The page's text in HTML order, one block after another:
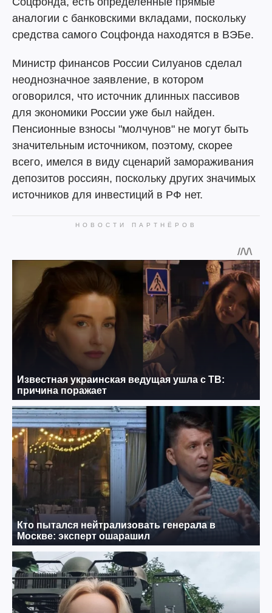
аналогии с банковскими вкладами, поскольку
средства самого Соцфонда находятся в ВЭБе.
Министр финансов России Силуанов сделал
неоднозначное заявление, в котором
оговорился, что источник длинных пассивов
для экономики России уже был найден.
Пенсионные взносы "молчунов" не могут быть
значительным источником, поэтому, скорее
всего, имелся в виду сценарий замораживания
депозитов россиян, поскольку других значимых
источников для инвестиций в РФ нет.